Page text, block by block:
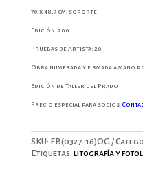
70 x 48,7 cm. soporte
Edición: 200
Pruebas de Artista: 20
Obra numerada y firmada a mano
Edición de Taller del Prado
Precio especial para socios.
SKU: FB(0327-16)OG
Etiquetas: litografía y